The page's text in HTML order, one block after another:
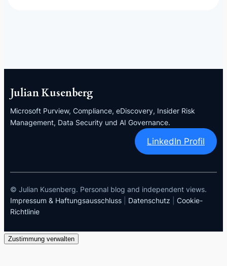
Julian Kusenberg
Microsoft Purview, Compliance, eDiscovery, Insider Risk
Management, Data Security und AI Governance.
LinkedIn Profil
© Julian Kusenberg. Personal blog and independent views.
Impressum & Haftungsausschluss
Datenschutz
Cookie-
Richtlinie
Zustimmung verwalten